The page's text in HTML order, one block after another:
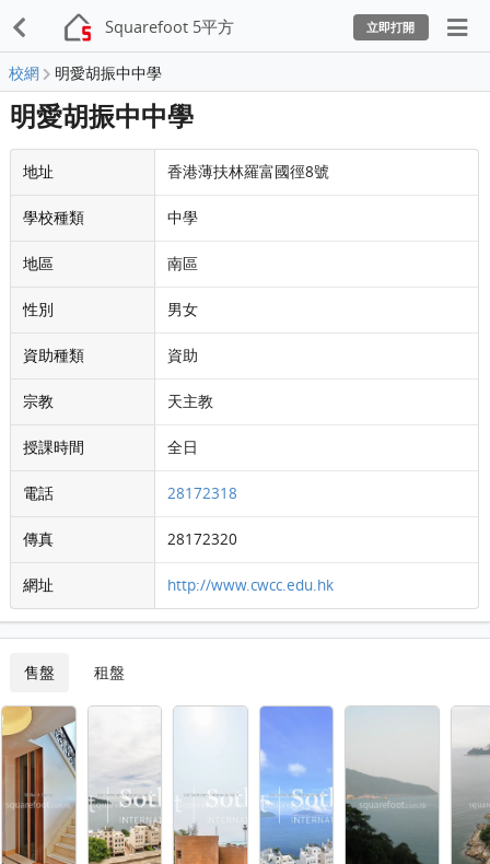
Squarefoot 5平方 立即打開
校網 明愛胡振中中學
明愛胡振中中學
地址 香港薄扶林羅富國徑8號
學校種類 中學
地區 南區
性別 男女
資助種類 資助
宗教 天主教
授課時間 全日
電話 28172318
傳真 28172320
網址 http://www.cwcc.edu.hk
售盤 租盤